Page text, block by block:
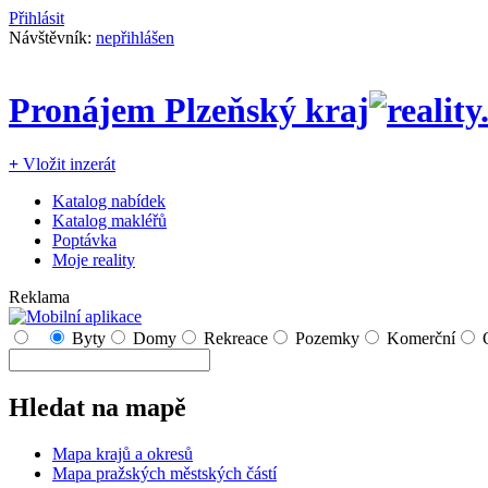
Přihlásit
Návštěvník: nepřihlášen
Pronájem Plzeňský kraj
+ Vložit inzerát
Katalog nabídek
Katalog makléřů
Poptávka
Moje reality
Reklama
Byty Domy Rekreace Pozemky Komerční
Hledat na mapě
Mapa krajů a okresů
Mapa pražských městských částí